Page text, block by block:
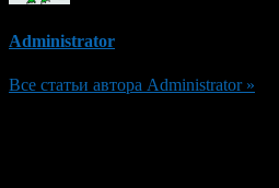
Administrator
Все статьи автора Administrator »